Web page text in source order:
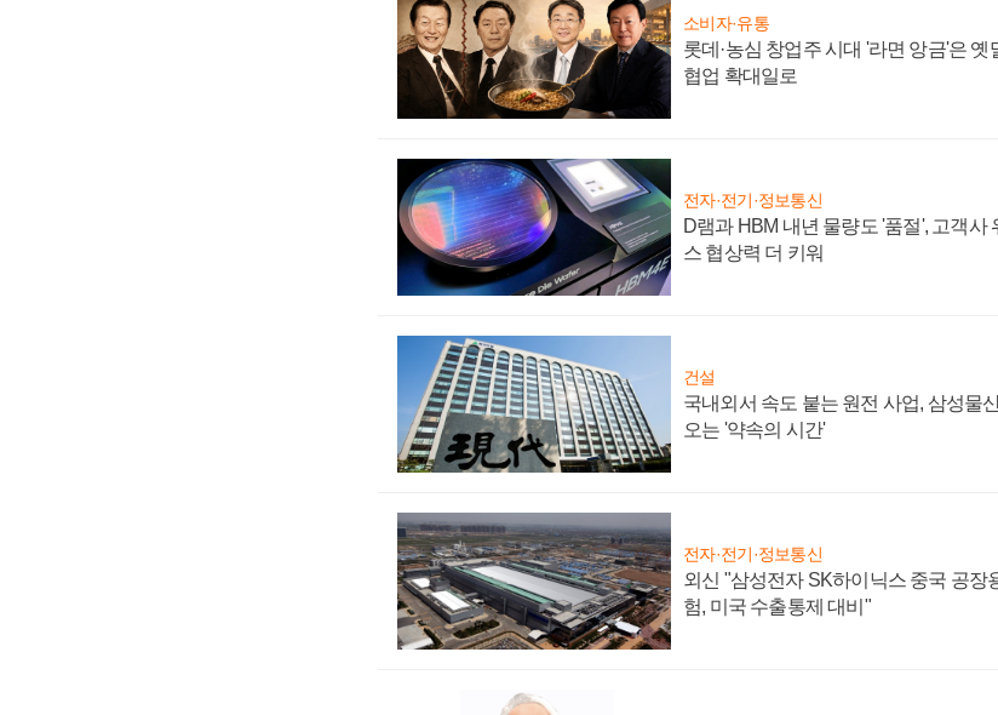
소비자·유통
롯데·농심 창업주 시대 '라면 앙금'은 옛
협업 확대일로
전자·전기·정보통신
D램과 HBM 내년 물량도 '품절', 고객사
스 협상력 더 키워
건설
국내외서 속도 붙는 원전 사업, 삼성물
오는 '약속의 시간'
전자·전기·정보통신
외신 "삼성전자 SK하이닉스 중국 공장
험, 미국 수출통제 대비"